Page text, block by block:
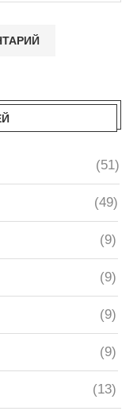
(51)
(49)
(9)
(9)
(9)
(9)
(13)